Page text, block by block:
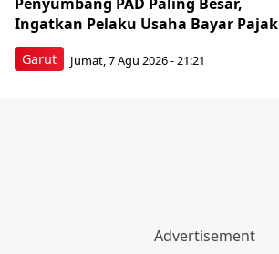
Garut
Ingatkan Pelaku Usaha Bayar Pajak
Jumat, 7 Agu 2026 - 21:21